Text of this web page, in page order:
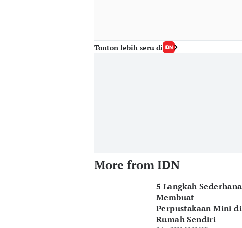
Tonton lebih seru di
More from IDN
5 Langkah Sederhana
Membuat
Perpustakaan Mini di
Rumah Sendiri